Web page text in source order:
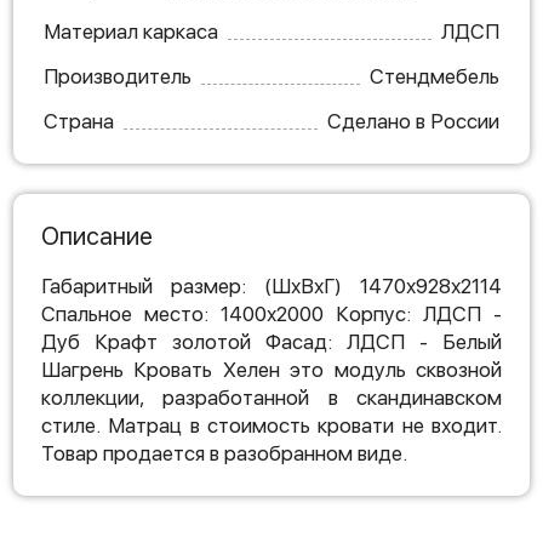
Материал каркаса
ЛДСП
Производитель
Стендмебель
Страна
Сделано в России
Описание
Габаритный размер: (ШхВхГ) 1470х928х2114
Спальное место: 1400х2000 Корпус: ЛДСП -
Дуб Крафт золотой Фасад: ЛДСП - Белый
Шагрень Кровать Хелен это модуль сквозной
коллекции, разработанной в скандинавском
стиле. Матрац в стоимость кровати не входит.
Товар продается в разобранном виде.